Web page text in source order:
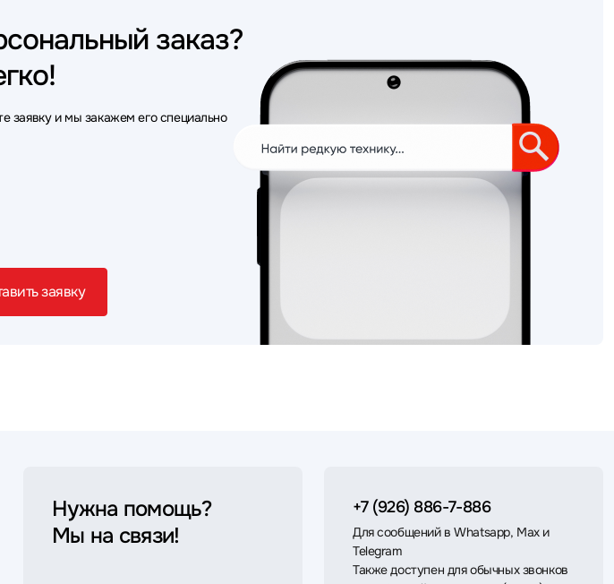
заказ?
заявку и мы закажем его специально
заявку
Нужна помощь?
Мы на связи!
+7 (926) 886-7-886
Для сообщений в Whatsapp, Max и
Telegram
Также доступен для обычных звонков